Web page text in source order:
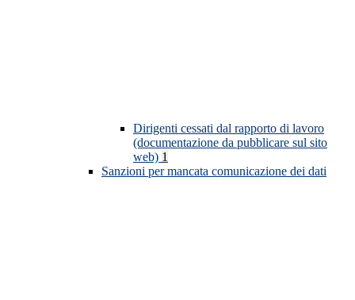
Dirigenti cessati dal rapporto di lavoro
(documentazione da pubblicare sul sito
web) 1
Sanzioni per mancata comunicazione dei dati